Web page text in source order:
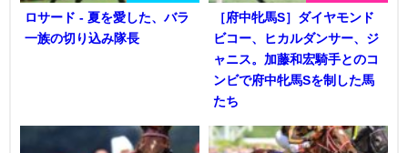
ロサード - 夏を愛した、バラ
一族の切り込み隊長
［府中牝馬S］ダイヤモンド
ビコー、ヒカルダンサー、ジ
ャニス。加藤和宏騎手とのコ
ンビで府中牝馬Sを制した馬
たち